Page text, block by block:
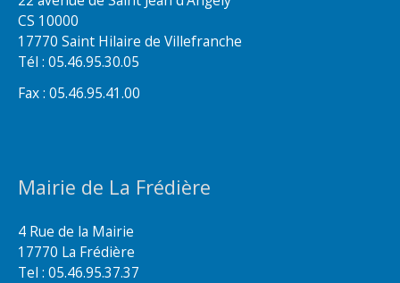
CS 10000
17770 Saint Hilaire de Villefranche
Tél : 05.46.95.30.05
Fax : 05.46.95.41.00
Mairie de La Frédière
4 Rue de la Mairie
17770 La Frédière
Tel : 05.46.95.37.37